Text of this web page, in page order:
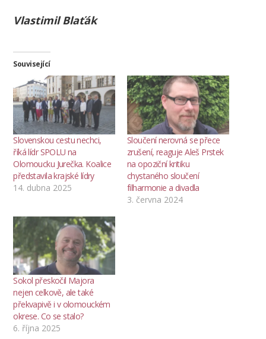
Vlastimil Blaťák
Související
Slovenskou cestu nechci,
říká lídr SPOLU na
Olomoucku Jurečka. Koalice
představila krajské lídry
14. dubna 2025
Sloučení nerovná se přece
zrušení, reaguje Aleš Prstek
na opoziční kritiku
chystaného sloučení
filharmonie a divadla
3. června 2024
Sokol přeskočil Majora
nejen celkově, ale také
překvapivě i v olomouckém
okrese. Co se stalo?
6. října 2025